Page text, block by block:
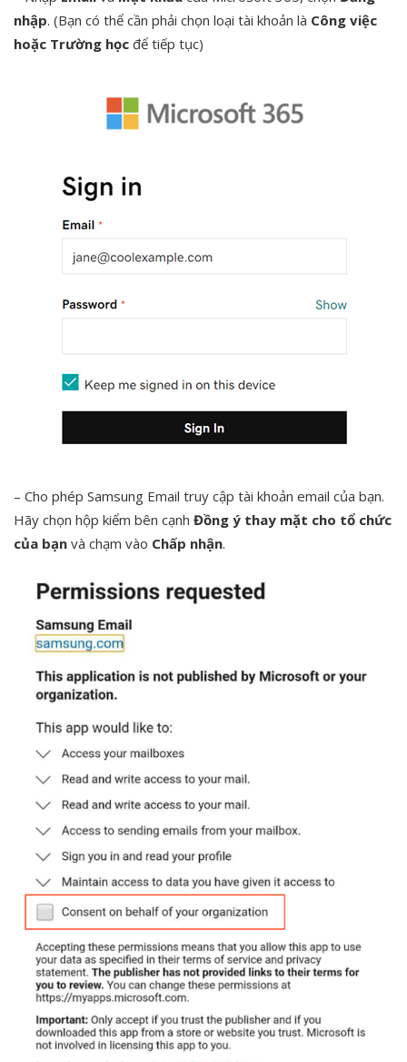
nhập. (Bạn có thể cần phải chọn loại tài khoản là Công việc
hoặc Trường học để tiếp tục)
– Cho phép Samsung Email truy cập tài khoản email của bạn.
Hãy chọn hộp kiểm bên cạnh Đồng ý thay mặt cho tổ chức
của bạn và chạm vào Chấp nhận.